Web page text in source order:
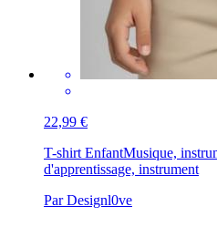
22,99 €
T-shirt EnfantMusique,
d'apprentissage, instrument
Par Designl0ve